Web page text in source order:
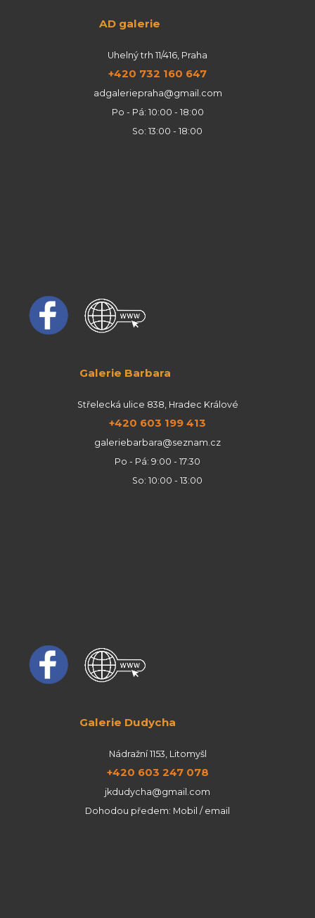
AD galerie
Uhelný trh 11/416, Praha
+420 732 160 647
adgaleriepraha@gmail.com
Po - Pá: 10:00 - 18:00
So: 13:00 - 18:00
Galerie Barbara
Střelecká ulice 838, Hradec Králové
+420 603 199 413
galeriebarbara@seznam.cz
Po - Pá: 9:00 - 17:30
So: 10:00 - 13:00
Galerie Dudycha
Nádražní 1153, Litomyšl
+420 603 247 078
jkdudycha@gmail.com
Dohodou předem: Mobil / email